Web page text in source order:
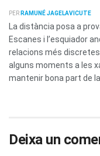
PER RAMUNÉ JAGELAVICUTE
La distància posa a
Escanes i l’esquiador
relacions més
alguns moments a les
mantenir bona part de
Deixa un